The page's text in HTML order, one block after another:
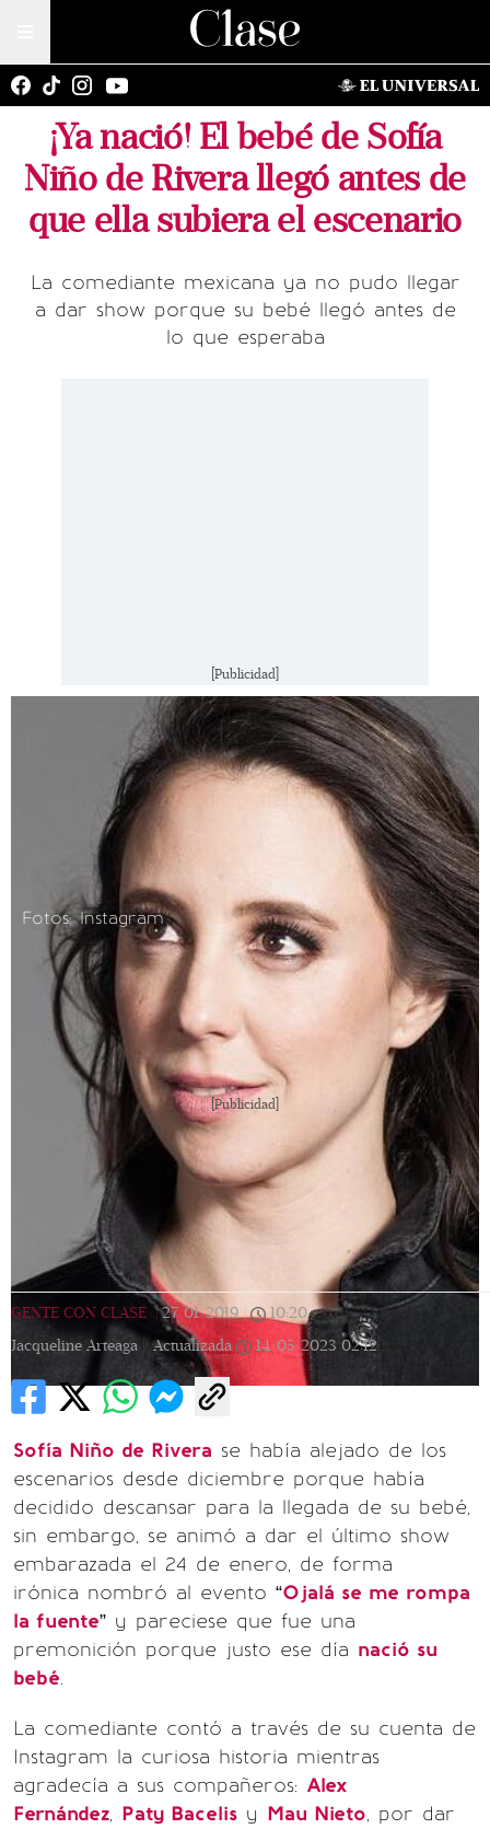
¡Ya nació! El bebé de Sofía
Niño de Rivera llegó antes de
que ella subiera el escenario
La comediante mexicana ya no pudo llegar
a dar show porque su bebé llegó antes de
lo que esperaba
[Publicidad]
Fotos: Instagram
[Publicidad]
GENTE CON CLASE | 27/01/2019 | 10:20 |
Jacqueline Arteaga |
Actualizada 14/05/2023 02:12
Sofía Niño de Rivera se había alejado de los
escenarios desde diciembre porque había
decidido descansar para la llegada de su bebé,
sin embargo, se animó a dar el último show
embarazada el 24 de enero, de forma
irónica nombró al evento “Ojalá se me rompa
la fuente” y pareciese que fue una
premonición porque justo ese día nació su
bebé.
La comediante contó a través de su cuenta de
Instagram la curiosa historia mientras
agradecía a sus compañeros: Alex
Fernández, Paty Bacelis y Mau Nieto, por dar